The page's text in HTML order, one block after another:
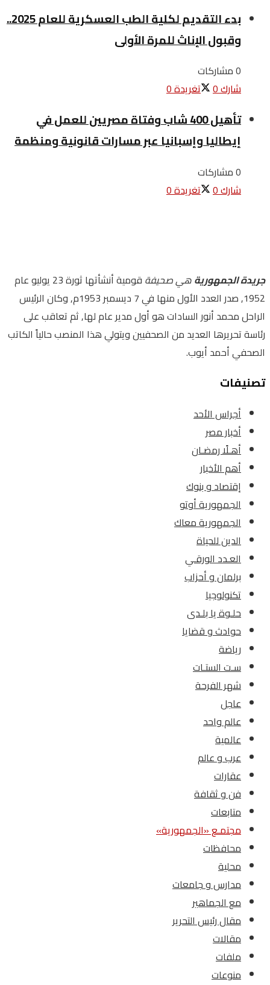
بدء التقديم لكلية الطب العسكرية للعام 2025..
وقبول الإناث للمرة الأولى
0 مشاركات
شارك0 تغريدة0
تأهيل 400 شاب وفتاة مصريين للعمل في
إيطاليا وإسبانيا عبر مسارات قانونية ومنظمة
0 مشاركات
شارك0 تغريدة0
جريدة الجمهوريةهي صحيفة
قومية أنشأتها ثورة 23 يوليو عام
1952, صدر العدد الأول منها في 7 ديسمبر 1953م, وكان الرئيس
الراحل محمد أنور السادات هو أول مدير عام لها, ثم تعاقب على
رئاسة تحريرها العديد من الصحفيين ويتولي هذا المنصب حالياً الكاتب
الصحفي أحمد أيوب.
تصنيفات
أجراس الأحد
أخبار مصر
أهـلًا رمضـان
أهم الأخبار
إقتصاد و بنوك
الجمهورية أوتو
الجمهورية معاك
الدين للحياة
العـدد الورقـي
برلمان و أحزاب
تكنولوجيا
حلـوة يا بلـدى
حوادث و قضايا
رياضة
سـت الستـات
شهر الفرحة
عاجل
عالم واحد
عالمية
عرب و عالم
عقارات
فن و ثقافة
متابعات
مجتمـع «الجمهورية»
محافظات
محلية
مدارس و جامعات
مع الجماهير
مقال رئيس التحرير
مقالات
ملفات
منوعات